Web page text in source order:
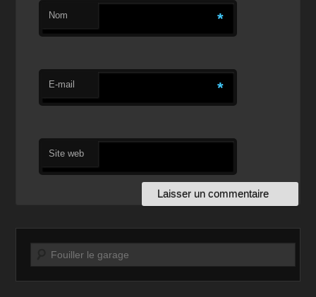
Nom *
E-mail *
Site web
Recherche